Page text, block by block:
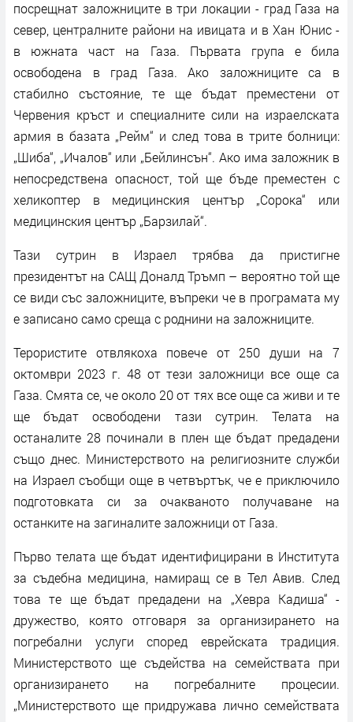
посрещнат заложниците в три локации - град Газа на
север, централните райони на ивицата и в Хан Юнис -
в южната част на Газа. Първата група е била
освободена в град Газа. Ако заложниците са в
стабилно състояние, те ще бъдат преместени от
Червения кръст и специалните сили на израелската
армия в базата „Рейм“ и след това в трите болници:
„Шиба“, „Ичалов“ или „Бейлинсън“. Ако има заложник в
непосредствена опасност, той ще бъде преместен с
хеликоптер в медицинския център „Сорока“ или
медицинския център „Барзилай“.
Тази сутрин в Израел трябва да пристигне
президентът на САЩ Доналд Тръмп – вероятно той ще
се види със заложниците, въпреки че в програмата му
е записано само среща с роднини на заложниците.
Терористите отвлякоха повече от 250 души на 7
октомври 2023 г. 48 от тези заложници все още са
Газа. Смята се, че около 20 от тях все още са живи и те
ще бъдат освободени тази сутрин. Телата на
останалите 28 починали в плен ще бъдат предадени
също днес. Министерството на религиозните служби
на Израел съобщи още в четвъртък, че е приключило
подготовката си за очакваното получаване на
останките на загиналите заложници от Газа.
Първо телата ще бъдат идентифицирани в Института
за съдебна медицина, намиращ се в Тел Авив. След
това те ще бъдат предадени на „Хевра Кадиша“ -
дружество, която отговаря за организирането на
погребални услуги според еврейската традиция.
Министерството ще съдейства на семействата при
организирането на погребалните процесии.
„Министерството ще придружава лично семействата